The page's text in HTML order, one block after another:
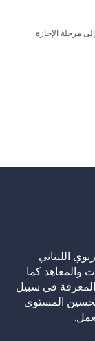
مرحلة الإجازة
اللبناني
والمعاهد كما
في سبيل
تحسين المستوى